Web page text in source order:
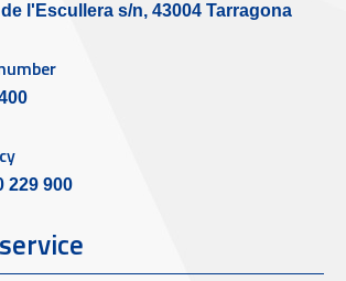
l'Escullera s/n, 43004 Tarragona
229 900